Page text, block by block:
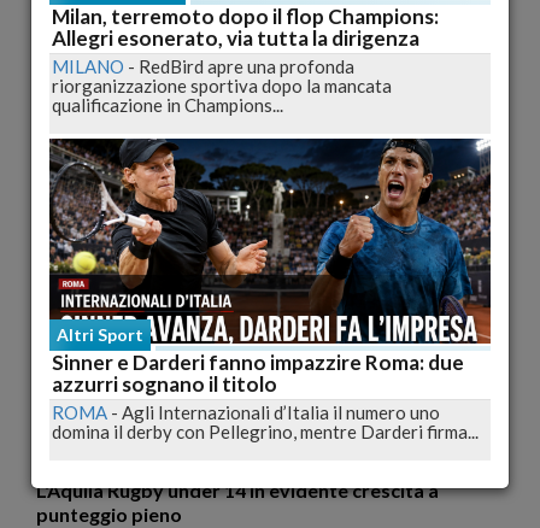
Presentazione ufficiale squadra Gran Sasso Rugby
L'AQUILA-Giovedì 27 settembre, con inizio alle ore 18, presso
“Casa Onna” nella frazione aquilana di Onna,...
pubblicato il 24/09/2012 11:27
L'Aquila Rugby under 14 in evidente crescita a
punteggio pieno
Milan, terremoto dopo il flop Champions:
Allegri esonerato, via tutta la dirigenza
MILANO - RedBird apre una profonda
riorganizzazione sportiva dopo la mancata
qualificazione in Champions...
Altri Sport
Sinner e Darderi fanno impazzire Roma: due
azzurri sognano il titolo
ROMA - Agli Internazionali d’Italia il numero uno
domina il derby con Pellegrino, mentre Darderi firma...